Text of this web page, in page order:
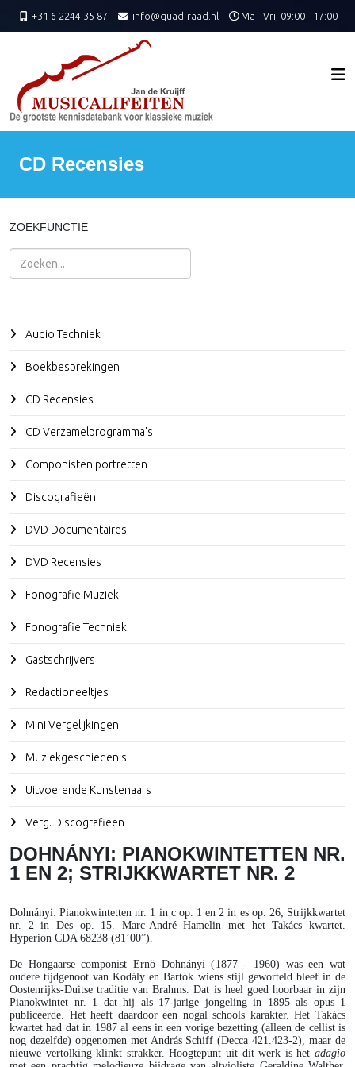
+31 6 2244 35 87 info@quad-raad.nl Ma - Vrij 09:00 - 17:00
CD Recensies
ZOEKFUNCTIE
Zoeken
Audio Techniek
Boekbesprekingen
CD Recensies
CD Verzamelprogramma's
Componisten portretten
Discografieën
DVD Documentaires
DVD Recensies
Fonografie Muziek
Fonografie Techniek
Gastschrijvers
Redactioneeltjes
Mini Vergelijkingen
Muziekgeschiedenis
Uitvoerende Kunstenaars
Verg. Discografieën
DOHNÁNYI: PIANOKWINTETTEN NR.
1 EN 2; STRIJKKWARTET NR. 2
Dohnányi: Pianokwintetten nr. 1 in c op. 1 en 2 in es op. 26; Strijkkwartet
nr. 2 in Des op. 15. Marc-André Hamelin met het Takács kwartet.
Hyperion CDA 68238 (81’00”).
De Hongaarse componist Ernö Dohnányi (1877 - 1960) was een wat
oudere tijdgenoot van Kodály en Bartók wiens stijl geworteld bleef in de
Oostenrijks-Duitse traditie van Brahms. Dat is heel goed hoorbaar in zijn
Pianokwintet nr. 1 dat hij als 17-jarige jongeling in 1895 als opus 1
publiceerde. Het heeft daardoor een nogal schools karakter. Het Takács
kwartet had dat in 1987 al eens in een vorige bezetting (alleen de cellist is
nog dezelfde) opgenomen met András Schiff (Decca 421.423-2), maar de
nieuwe vertolking klinkt strakker. Hoogtepunt uit dit werk is het adagio